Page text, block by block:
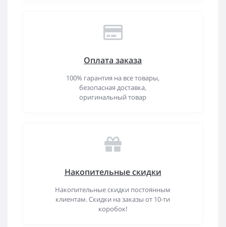
Оплата заказа
100% гарантия на все товары,
безопасная доставка,
оригинальный товар
Накопительные скидки
Накопительные скидки постоянным
клиентам. Скидки на заказы от 10-ти
коробок!